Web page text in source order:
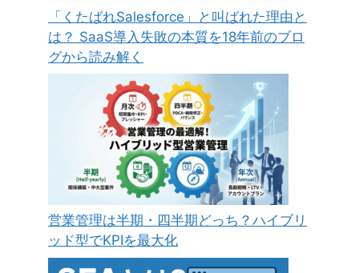
「くたばれSalesforce」と叫ばれた理由と
は？ SaaS導入失敗の本質を18年前のブロ
グから読み解く
営業管理は半期・四半期どっち？ハイブリ
ッド型でKPIを最大化